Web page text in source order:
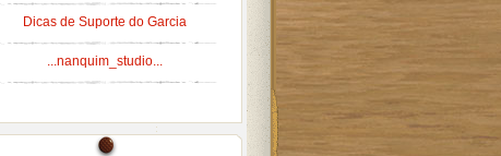
Dicas de Suporte do Garcia
...nanquim_studio...